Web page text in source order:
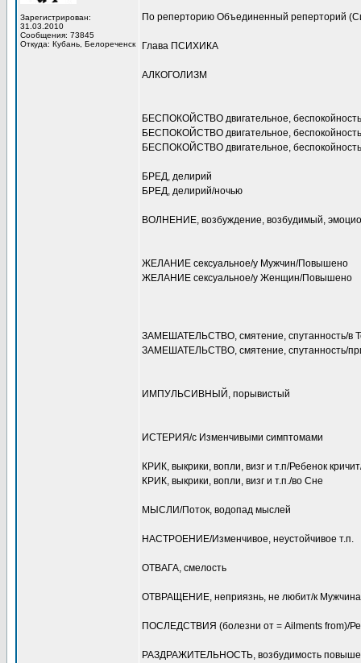
Зарегистрирован:
31.03.2010
Сообщения: 73845
Откуда: Кубань, Белореченск
По реперторию Объединенный реперторий
Глава ПСИХИКА
АЛКОГОЛИЗМ
БЕСПОКОЙСТВО двигательное,
БЕСПОКОЙСТВО двигательное,
БЕСПОКОЙСТВО двигательное,
БРЕД, делирий
БРЕД, делирий/ночью
ВОЛНЕНИЕ, возбуждение, возбудимый,
ЖЕЛАНИЕ сексуальное/у Мужчин/Повышено
ЖЕЛАНИЕ сексуальное/у Женщин/Повышено
ЗАМЕШАТЕЛЬСТВО, смятение, спутанность/в
ЗАМЕШАТЕЛЬСТВО, смятение, спутанность/
ИМПУЛЬСИВНЫЙ, порывистый
ИСТЕРИЯ/с Изменчивыми симптомами
КРИК, выкрики, вопли, визг и т.п/Ребенок
КРИК, выкрики, вопли, визг и т.п./во Сне
МЫСЛИ/Поток, водопад мыслей
НАСТРОЕНИЕ/Изменчивое, неустойчивое т.п.
ОТВАГА, смелость
ОТВРАЩЕНИЕ, неприязнь, не любит/к
ПОСЛЕДСТВИЯ (болезни от = Ailments from)/
РАЗДРАЖИТЕЛЬНОСТЬ, возбудимость